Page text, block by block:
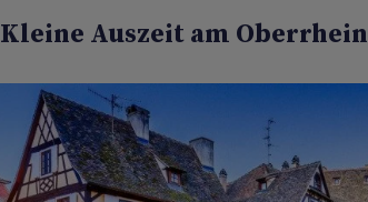
Kleine Auszeit am Oberrhein